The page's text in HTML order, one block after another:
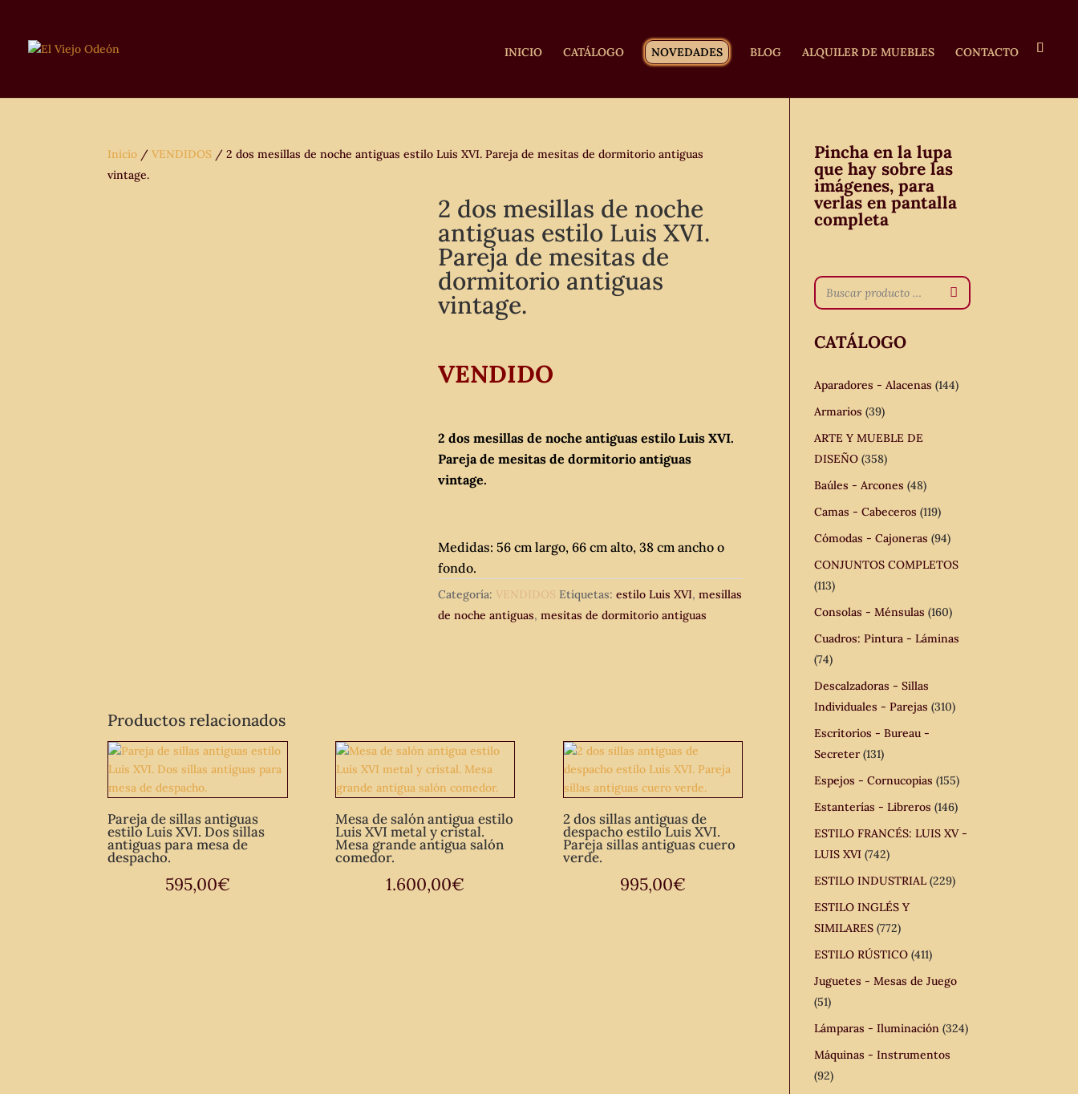
INICIO CATÁLOGO NOVEDADES BLOG ALQUILER DE MUEBLES CONTACTO
Inicio /VENDIDOS / 2 dos mesillas de noche antiguas estilo Luis XVI. Pareja de mesitas de dormitorio antiguas
vintage.
2 dos mesillas de noche
antiguas estilo Luis XVI.
Pareja de mesitas de
dormitorio antiguas
vintage.
VENDIDO
2 dos mesillas de noche antiguas estilo Luis XVI.
Pareja de mesitas de dormitorio antiguas
vintage.
Medidas: 56 cm largo, 66 cm alto, 38 cm ancho o
fondo.
Categoría: VENDIDOS Etiquetas:estilo Luis XVI,mesillas
de noche antiguas,mesitas de dormitorio antiguas
Productos relacionados
Pareja de sillas antiguas
estilo Luis XVI. Dos sillas
antiguas para mesa de
despacho.
595,00€
Mesa de salón antigua estilo
Luis XVI metal y cristal.
Mesa grande antigua salón
comedor.
1.600,00€
2 dos sillas antiguas de
despacho estilo Luis XVI.
Pareja sillas antiguas cuero
verde.
995,00€
Pincha en la lupa
que hay sobre las
imágenes, para
verlas en pantalla
completa
CATÁLOGO
Aparadores - Alacenas (144)
Armarios (39)
ARTE Y MUEBLE DE
DISEÑO (358)
Baúles - Arcones (48)
Camas - Cabeceros (119)
Cómodas - Cajoneras (94)
CONJUNTOS COMPLETOS
(113)
Consolas - Ménsulas (160)
Cuadros: Pintura - Láminas
(74)
Descalzadoras - Sillas
Individuales - Parejas (310)
Escritorios - Bureau -
Secreter (131)
Espejos - Cornucopias (155)
Estanterías - Libreros (146)
ESTILO FRANCÉS: LUIS XV -
LUIS XVI (742)
ESTILO INDUSTRIAL (229)
ESTILO INGLÉS Y
SIMILARES (772)
ESTILO RÚSTICO (411)
Juguetes - Mesas de Juego
(51)
Lámparas - Iluminación (324)
Máquinas - Instrumentos
(92)